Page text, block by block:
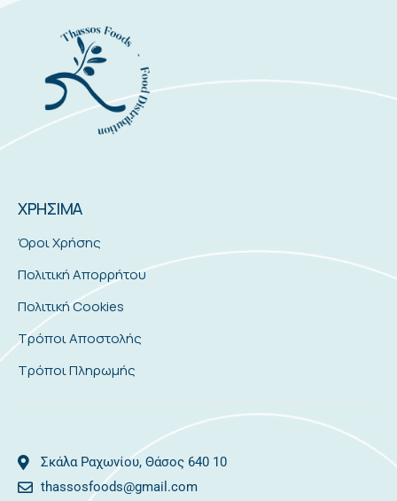
ΧΡΗΣΙΜΑ
Όροι Χρήσης
Πολιτική Απορρήτου
Πολιτική Cookies
Τρόποι Αποστολής
Τρόποι Πληρωμής
Σκάλα Ραχωνίου, Θάσος 640 10
thassosfoods@gmail.com